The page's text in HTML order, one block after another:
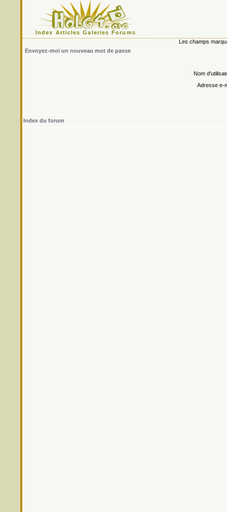
Index Articles Galeries Forums
Les champs
Envoyez-moi un nouveau mot de passe
Nom
Adresse e-
Index du forum